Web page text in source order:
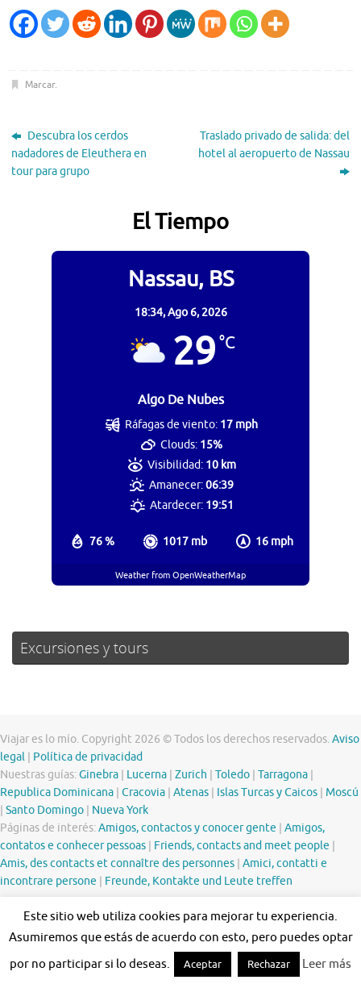
Marcar.
Descubra los cerdos
nadadores de Eleuthera en
tour para grupo
Traslado privado de salida: del
hotel al aeropuerto de Nassau
El Tiempo
Nassau, BS
18:34,Ago 6, 2026
29°C
Algo De Nubes
76 % 1017 mb 16 mph
Ráfagas de viento: 17 mph
Clouds: 15%
Visibilidad: 10 km
Amanecer:06:39
Atardecer: 19:51
Weather from OpenWeatherMap
Excursiones y tours
Viajar es lo mío. Copyright 2026 © Todos los derechos reservados.Aviso
legal
Política de privacidad
Nuestras guías:Ginebra Lucerna Zurich Toledo Tarragona
Republica Dominicana Cracovia Atenas Islas Turcas y Caicos
Moscú
Santo Domingo
Nueva York
Páginas de interés:Amigos, contactos y conocer gente
Amigos,
contatos e conhecer pessoas
Friends, contacts and meet people
Amis, des contacts et connaître des personnes Amici, contatti e
incontrare persone
Freunde, Kontakte und Leute treffen
Funciona con Tempera& WordPress.
Este sitio web utiliza cookies para mejorar tu experiencia.
Asumiremos que estás de acuerdo con esto, pero puedes optar
por no participar si lo deseas.
Aceptar Rechazar Leer más